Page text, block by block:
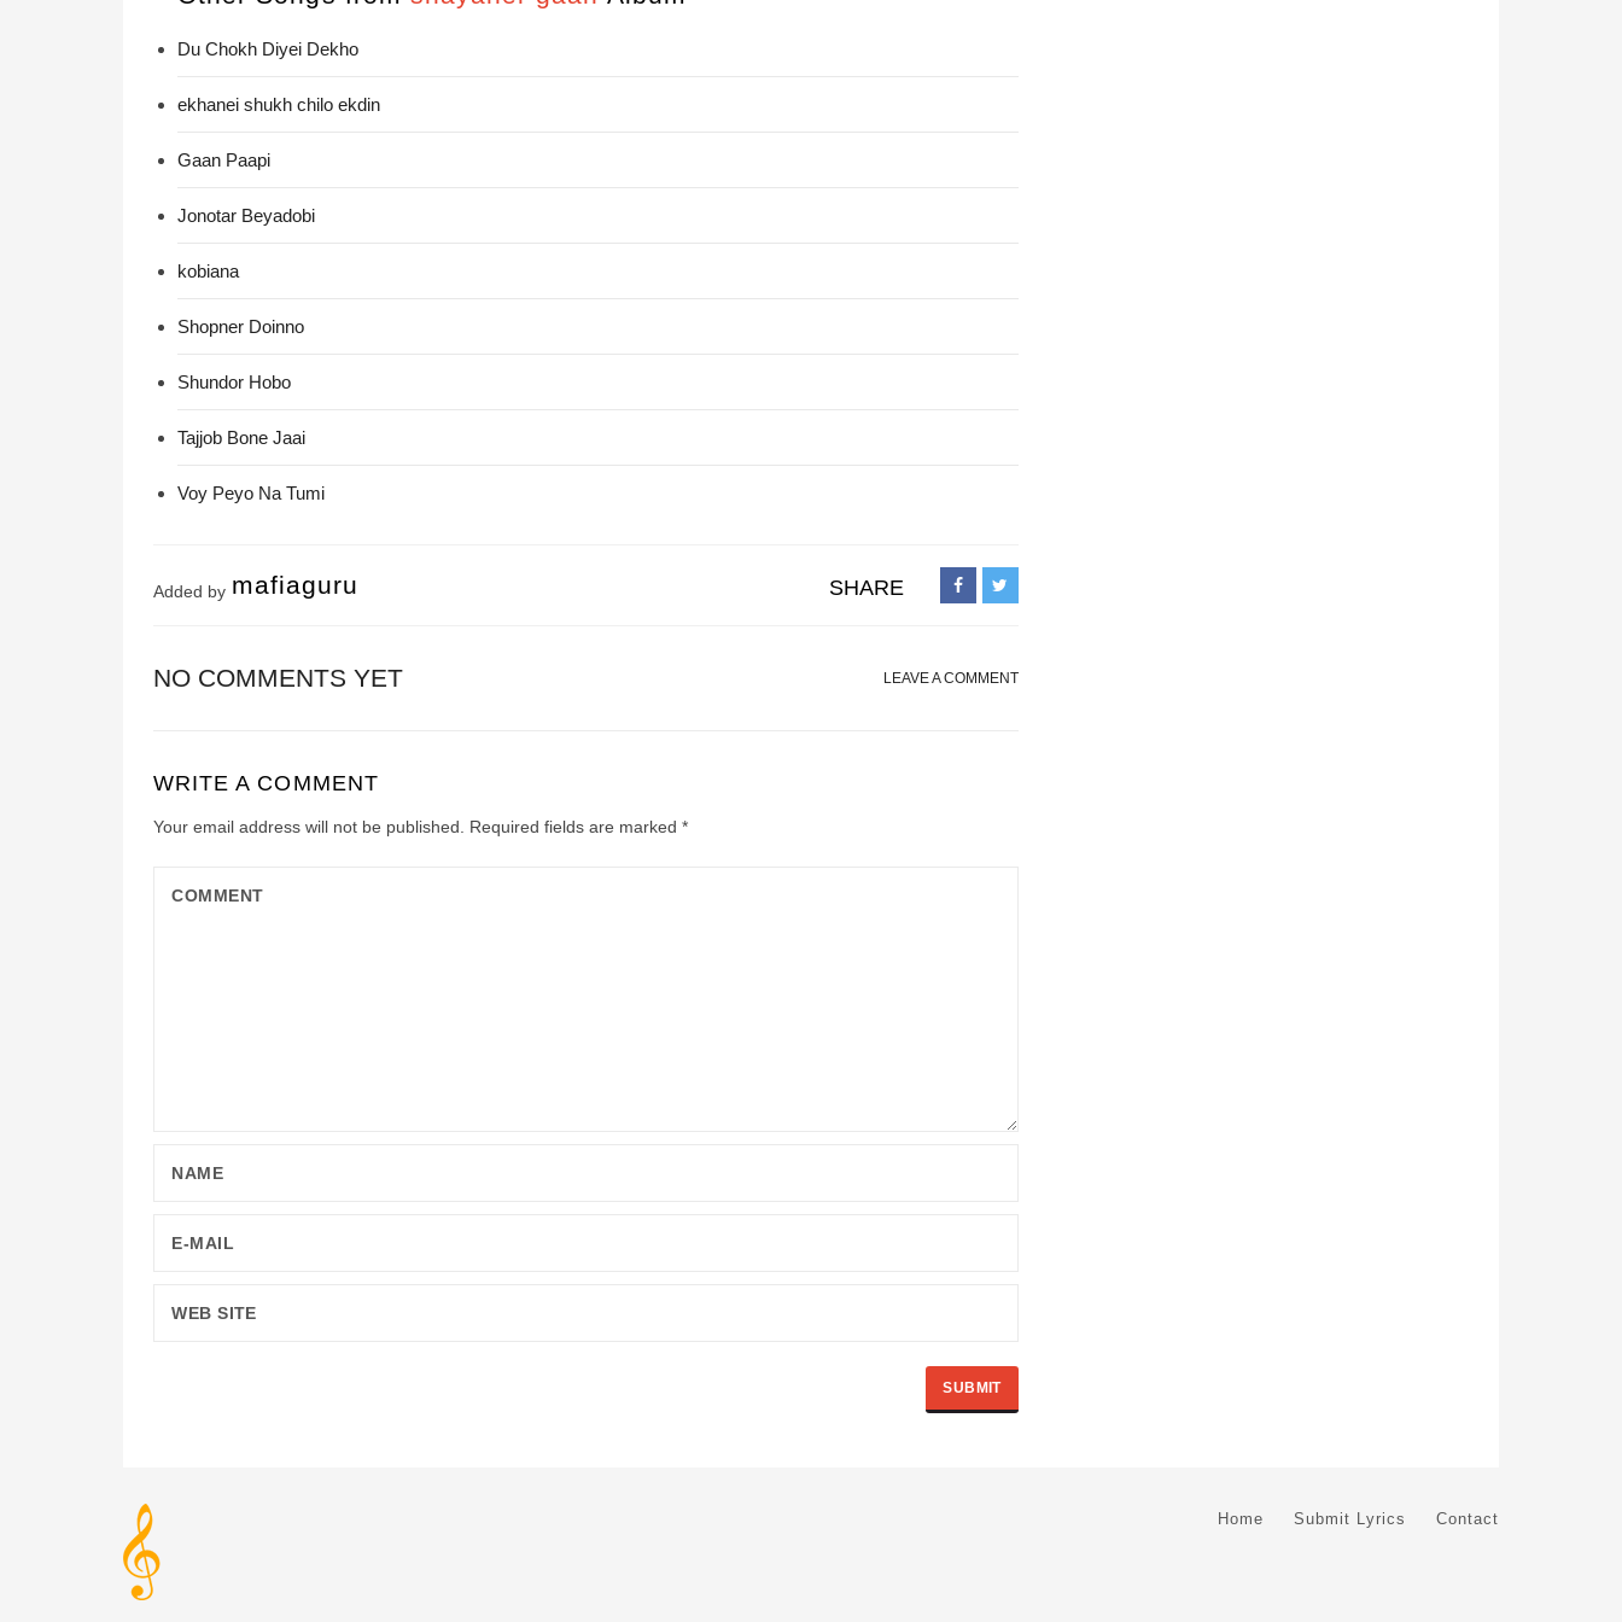
Du Chokh Diyei Dekho
ekhanei shukh chilo ekdin
Gaan Paapi
Jonotar Beyadobi
kobiana
Shopner Doinno
Shundor Hobo
Tajjob Bone Jaai
Voy Peyo Na Tumi
Added by mafiaguru SHARE
NO COMMENTS YET LEAVE A COMMENT
WRITE A COMMENT
Your email address will not be published. Required fields are marked *
Home Submit Lyrics Contact